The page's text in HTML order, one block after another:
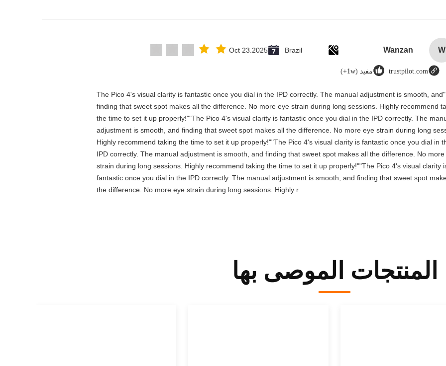
W
Wanzan
Brazil
Oct 23.2025
trustpilot.com مفيد (1w+)
"The Pico 4's visual clarity is fantastic once you dial in the IPD correctly. The manual adjustment is smooth, and
finding that sweet spot makes all the difference. No more eye strain during long sessions. Highly recommend
the time to set it up properly!""The Pico 4's visual clarity is fantastic once you dial in the IPD correctly. The
adjustment is smooth, and finding that sweet spot makes all the difference. No more eye strain during long
Highly recommend taking the time to set it up properly!""The Pico 4's visual clarity is fantastic once you dial in
IPD correctly. The manual adjustment is smooth, and finding that sweet spot makes all the difference. No more
strain during long sessions. Highly recommend taking the time to set it up properly!""The Pico 4's visual clarity
fantastic once you dial in the IPD correctly. The manual adjustment is smooth, and finding that sweet spot
the difference. No more eye strain during long sessions. Highly r
المنتجات الموصى بها